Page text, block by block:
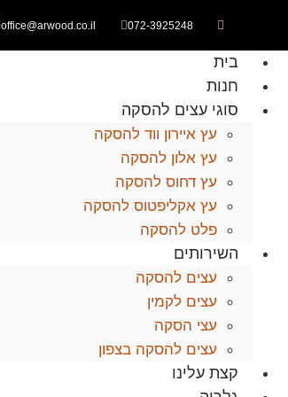
072-3925248
office@arwood.co.il
בית
חנות
סוגי עצים להסקה
עץ איירון ווד להסקה
עץ אלון להסקה
עץ דחוס להסקה
עץ אקליפטוס להסקה
פלט להסקה
השירותים
עצים להסקה
עצים לקמין
עצי הסקה
עצים להסקה בצפון
קצת עלינו